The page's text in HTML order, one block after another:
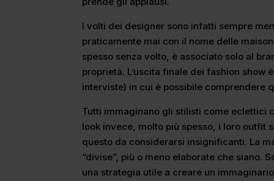
I volti dei designer sono infatti sempre
praticamente mai con il nome delle
spesso senza volto, è associato solo al
proprietà. L’uscita finale dei fashion show
interviste) in cui è possibile comprendere
Tutti immaginano gli stilisti come eclettici
look invece, molto più spesso, i loro outfit
questo da considerarsi insignificanti. La
“divise”, più o meno elaborate che siano.
una strategia utile a creare un